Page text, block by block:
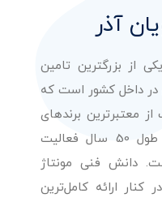
آذر
از بزرگترین تامین
در داخل کشور است که
معتبرترین برندهای
شناخته شده بین‌المللی را در طول 50 سال فعالیت
دانش فنی مونتاژ
کنار ارائه کامل‌ترین